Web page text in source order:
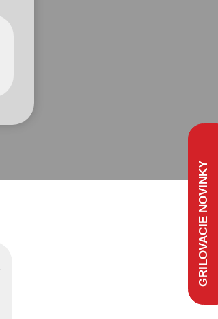
GRILOVACIE NOVINKY